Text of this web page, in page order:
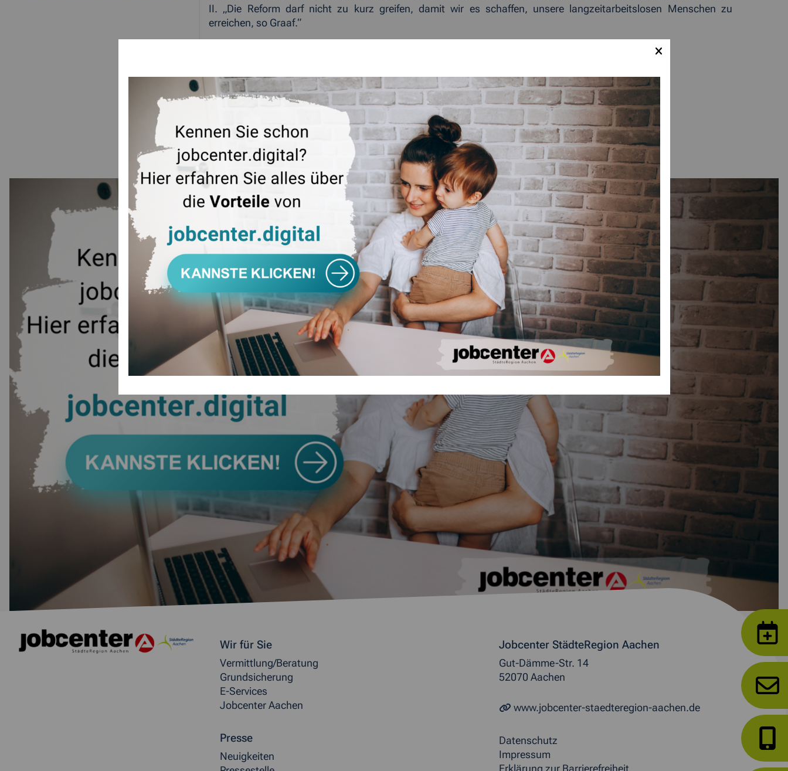
II. „Die Reform darf nicht zu kurz greifen, damit wir es schaffen, unsere langzeitarbeitslosen Menschen zu
erreichen, so Graaf.“
Weitere allgemeine Informationen
Wir für Sie
Vermittlung/Beratung
Grundsicherung
E-Services
Jobcenter Aachen
Presse
Neuigkeiten
Jobcenter StädteRegion Aachen
Gut-Dämme-Str. 14
52070 Aachen
www.jobcenter-staedteregion-aachen.de
Datenschutz
Impressum
Erklärung zur Barrierefreiheit